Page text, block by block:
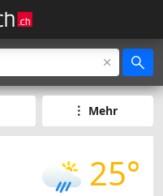
Mehr
25°